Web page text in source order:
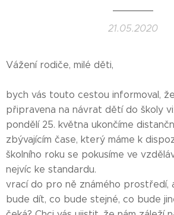
21.05.2020
Vážení rodiče,
bych vás touto cestou informoval,
připravena na návrat dětí do školy
pondělí 25. května ukončíme
zbývajícím čase, který máme k
školního roku se pokusíme ve
nejvíc ke
vrací do pro ně známého prostředí,
bude dít, co bude stejné, co bude